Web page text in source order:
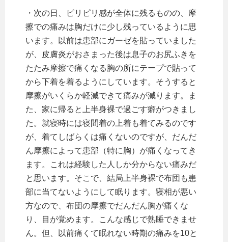
・次の日、ピリピリ感が全体に残るものの、摩
擦での痛みは胸だけに少し残っているように思
います。以前は患部にガーゼを貼っていました
が、皮膚炎がおさまった後は息子のお尻ふきを
たたみ摩擦で痛くなる胸の所にテープで貼って
から下着を着るようにしています。そうすると
摩擦がいくらか軽減できて痛みが減ります。ま
た、家に帰ると上半身裸で過ごす癖がつきまし
た。就寝時には寝間着の上着も着てみるのです
が、着てしばらくは痛くないのですが、だんだ
ん摩擦によって患部（特に胸）が痛くなってき
ます。これは経験した人しか分からない痛みだ
と思います。そこで、結局上半身裸で布団も患
部に当てないようにして眠ります。寝相が悪い
方なので、布団の摩擦でだんだん胸が痛くな
り、目が覚めます。こんな感じで熟睡できませ
ん。但、以前痛くて眠れない時期の痛みを10と